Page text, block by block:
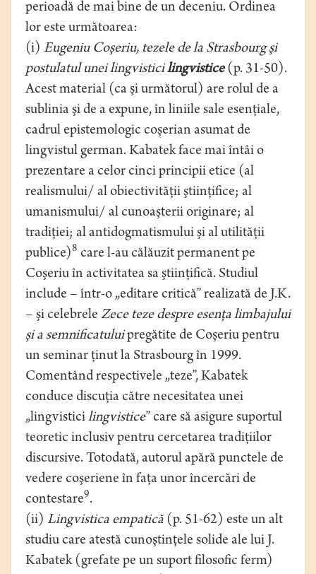
perioadă de mai bine de un deceniu. Ordinea
lor este următoarea:
(i) Eugeniu Coşeriu, tezele de la Strasbourg şi
postulatul unei lingvisticilingvistice (p. 31-50).
Acest material (ca şi următorul) are rolul de a
sublinia şi de a expune, în liniile sale esenţiale,
cadrul epistemologic coşerian asumat de
lingvistul german. Kabatek face mai întâi o
prezentare a celor cinci principii etice (al
realismului/ al obiectivităţii ştiinţifice; al
umanismului/ al cunoaşterii originare; al
tradiţiei; al antidogmatismului şi al utilităţii
publice)8 care l-au călăuzit permanent pe
Coşeriu în activitatea sa ştiinţifică. Studiul
include – într-o „editare critică” realizată de J.K.
– şi celebrele Zece teze despre esenţa limbajului
şi a semnificatuluipregătite de Coşeriu pentru
un seminar ţinut la Strasbourg în 1999.
Comentând respectivele „teze”, Kabatek
conduce discuţia către necesitatea unei
„lingvisticilingvistice” care să asigure suportul
teoretic inclusiv pentru cercetarea tradiţiilor
discursive. Totodată, autorul apără punctele de
vedere coşeriene în faţa unor încercări de
contestare9.
(ii) Lingvistica empatică (p. 51-62) este un alt
studiu care atestă cunoştinţele solide ale lui J.
Kabatek (grefate pe un suport filosofic ferm)